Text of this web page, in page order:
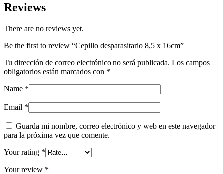
Reviews
There are no reviews yet.
Be the first to review “Cepillo desparasitario 8,5 x 16cm”
Tu dirección de correo electrónico no será publicada. Los campos
obligatorios están marcados con *
Name *
Email *
Guarda mi nombre, correo electrónico y web en este navegador
para la próxima vez que comente.
Your rating *
Your review *